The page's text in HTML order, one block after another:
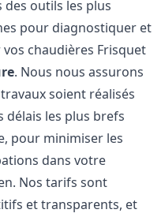
des outils les plus
pour diagnostiquer et
chaudières Frisquet
. Nous nous assurons
soient réalisés
délais les plus brefs
pour minimiser les
dans votre
Nos tarifs sont
et transparents, et